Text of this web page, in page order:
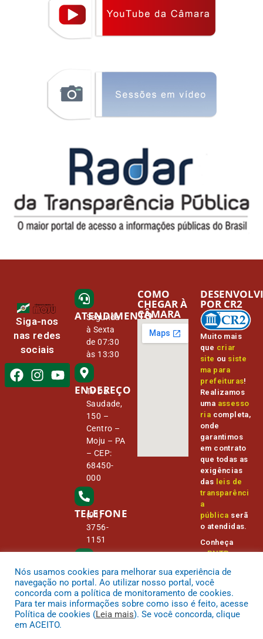
Siga-nos
nas redes
sociais
ATENDIMENTO
Segunda
à Sexta
de 07:30
às 13:30
ENDEREÇO
Tv Da
Saudade,
150 –
Centro –
Moju – PA
– CEP:
68450-
000
TELEFONE
(91)
3756-
1151
E-MAIL
camara@
cmmoju.p
a.gov.br
COMO
CHEGAR À
CÂMARA
Muito mais
que criar
site ou siste
ma para
prefeituras!
Realizamos
uma assesso
ria completa,
onde
garantimos
em contrato
que todas as
exigências
das leis de
transparênci
a
pública serã
o atendidas.
Conheça
oPNTPe
Transparênc
ia Pública
POR CR2
Nós usamos cookies para melhorar sua experiência de
navegação no portal. Ao utilizar nosso portal, você
concorda com a política de monitoramento de cookies.
Para ter mais informações sobre como isso é feito, acesse
Política de cookies (Leia mais). Se você concorda, clique
em ACEITO.